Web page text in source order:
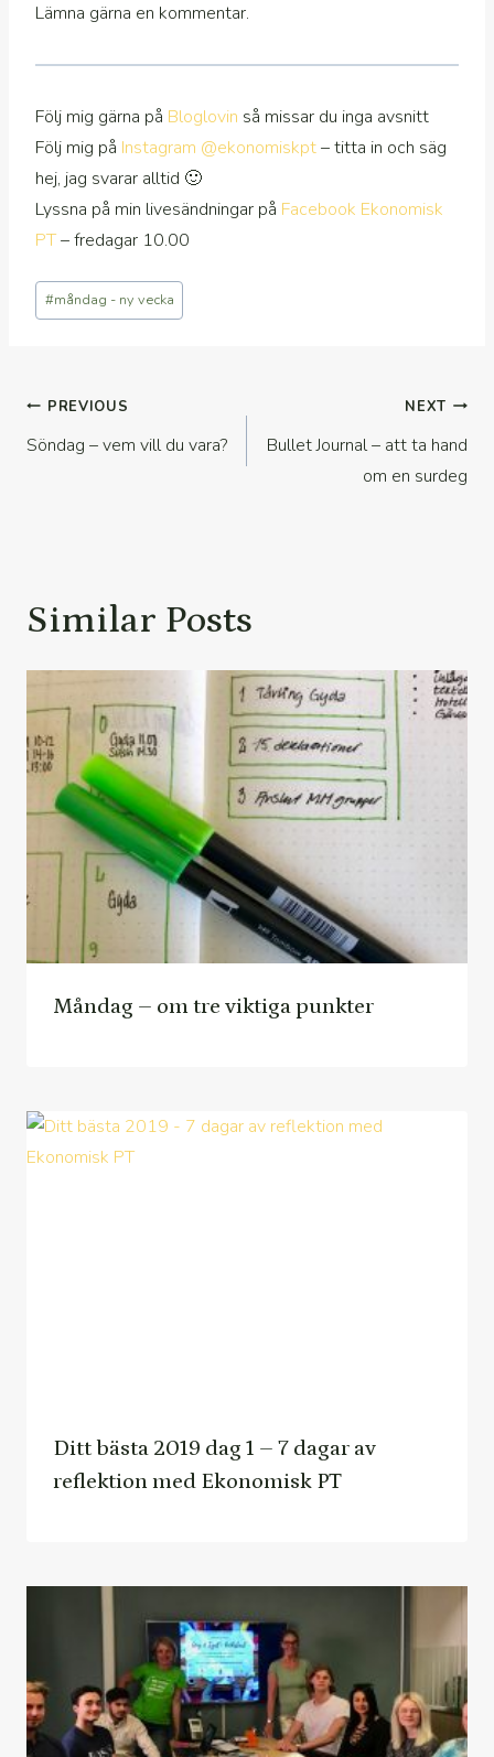
Lämna gärna en kommentar.
Följ mig gärna på Bloglovin så missar du inga avsnitt
Följ mig på Instagram @ekonomiskpt– titta in och säg
hej, jag svarar alltid 🙂
Lyssna på min livesändningar på Facebook Ekonomisk
PT– fredagar 10.00
Post
Tags:
#måndag - ny vecka
Inläggsnavigering
PREVIOUS
Söndag – vem vill du vara?
NEXT
Bullet Journal – att ta hand
om en surdeg
Similar Posts
Måndag – om tre viktiga punkter
Ditt bästa 2019 dag 1 – 7 dagar av
reflektion med Ekonomisk PT